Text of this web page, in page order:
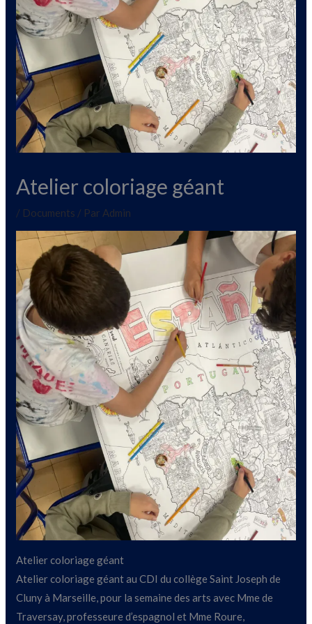
Atelier coloriage géant
/ Documents / Par Admin
Atelier coloriage géant
Atelier coloriage géant au CDI du collège Saint Joseph de
Cluny à Marseille, pour la semaine des arts avec Mme de
Traversay, professeure d’espagnol et Mme Roure,